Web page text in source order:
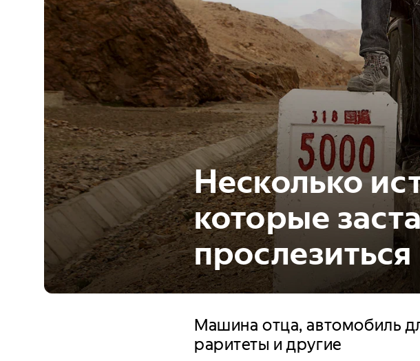
Несколько
которые
прослезиться
Машина отца, автомобиль
раритеты и другие